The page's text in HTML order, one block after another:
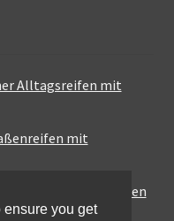
Alltagsreifen mit
mit
Sport-Touring-Reifen
you get